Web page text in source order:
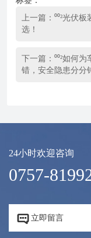
上一篇： ⁰⁰²光伏
选！
下一篇： ⁰⁰²如何
错，安全隐患分分
24小时欢迎咨询
0757-
 立即留言